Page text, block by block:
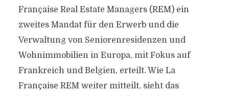
Française Real Estate Managers (REM) ein
zweites Mandat für den Erwerb und die
Verwaltung von Seniorenresidenzen und
Wohnimmobilien in Europa, mit Fokus auf
Frankreich und Belgien, erteilt. Wie La
Française REM weiter mitteilt, sieht das